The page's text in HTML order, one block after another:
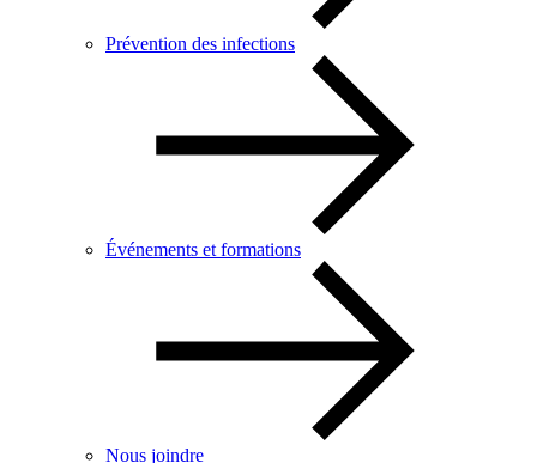
Prévention des infections
Événements et formations
Nous joindre